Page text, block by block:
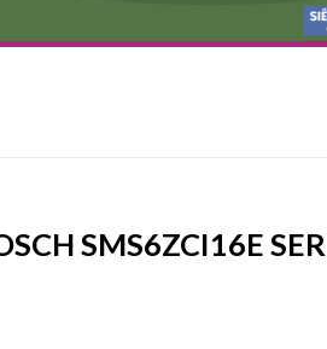
SMS6ZCI16E